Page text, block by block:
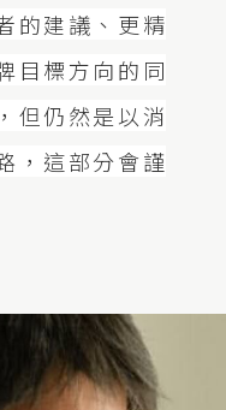
的建議、更精
目標方向的同
但仍然是以消
，這部分會謹